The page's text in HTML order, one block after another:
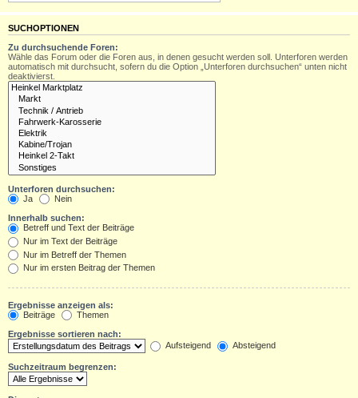
SUCHOPTIONEN
Zu durchsuchende Foren:
Wähle das Forum oder die Foren aus, in denen gesucht werden soll. Unterforen werden
automatisch mit durchsucht, sofern du die Option „Unterforen durchsuchen“ unten nicht
deaktivierst.
Unterforen durchsuchen:
Ja
Nein
Innerhalb suchen:
Betreff und Text der Beiträge
Nur im Text der Beiträge
Nur im Betreff der Themen
Nur im ersten Beitrag der Themen
Ergebnisse anzeigen als:
Beiträge
Themen
Ergebnisse sortieren nach:
Aufsteigend
Absteigend
Suchzeitraum begrenzen: